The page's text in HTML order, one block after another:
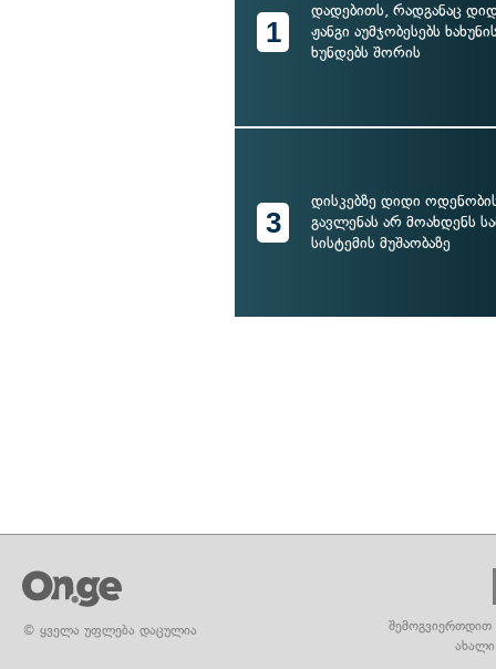
1
დადებითს, რადგანაც
ჟანგი აუმჯობესებს
ხუნდებს შორის
3
დისკებზე დიდი
გავლენას არ მოახდენს
სისტემის მუშაობაზე
© ყველა უფლება დაცულია
შემოგვიერთდით
ახალი